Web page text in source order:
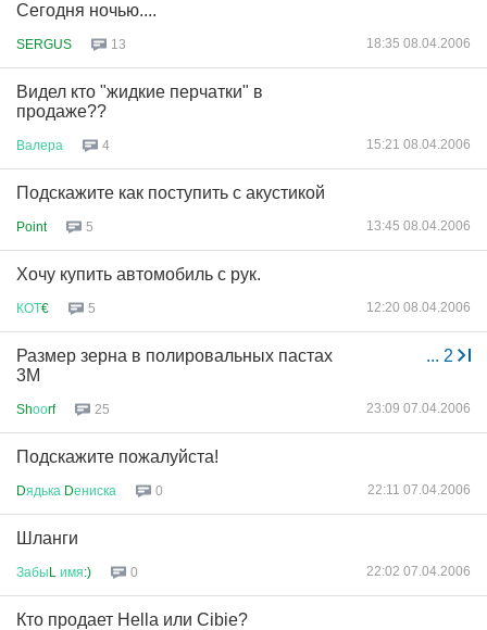
Сегодня ночью....
SERGUS 13 18:35 08.04.2006
Видел кто "жидкие перчатки" в
продаже??
Валера 4 15:21 08.04.2006
Подскажите как поступить с акустикой
Point 5 13:45 08.04.2006
Хочу купить автомобиль с рук.
КОТ€ 5 12:20 08.04.2006
... 2
Размер зерна в полировальных пастах
3M
Shооrf 25 23:09 07.04.2006
Подскажите пожалуйста!
Dядька Dениска 0 22:11 07.04.2006
Шланги
ЗабыL имя:) 0 22:02 07.04.2006
Кто продает Hella или Cibie?